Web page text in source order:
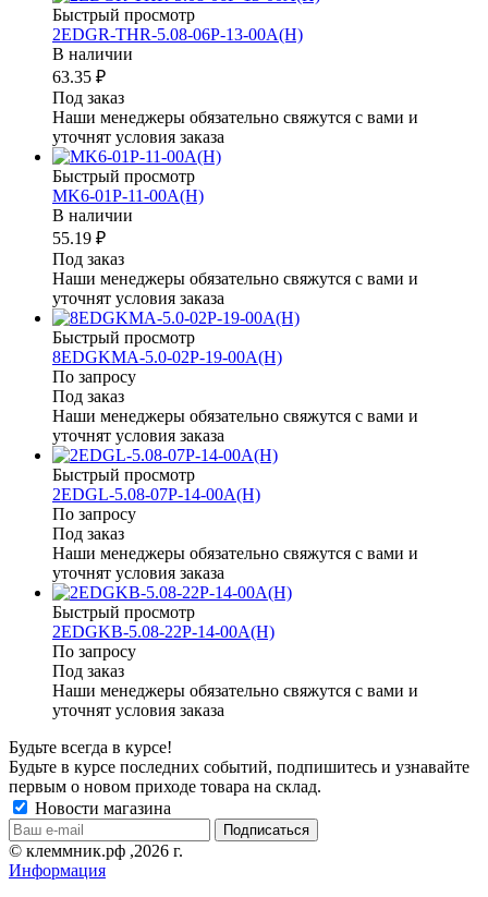
Быстрый просмотр
2EDGR-THR-5.08-06P-13-00A(H)
В наличии
63.35 ₽
Под заказ
Наши менеджеры обязательно свяжутся с вами и
уточнят условия заказа
Быстрый просмотр
MK6-01P-11-00A(H)
В наличии
55.19 ₽
Под заказ
Наши менеджеры обязательно свяжутся с вами и
уточнят условия заказа
Быстрый просмотр
8EDGKMA-5.0-02P-19-00A(H)
По запросу
Под заказ
Наши менеджеры обязательно свяжутся с вами и
уточнят условия заказа
Быстрый просмотр
2EDGL-5.08-07P-14-00A(H)
По запросу
Под заказ
Наши менеджеры обязательно свяжутся с вами и
уточнят условия заказа
Быстрый просмотр
2EDGKB-5.08-22P-14-00A(H)
По запросу
Под заказ
Наши менеджеры обязательно свяжутся с вами и
уточнят условия заказа
Будьте всегда в курсе!
Будьте в курсе последних событий, подпишитесь и узнавайте
первым о новом приходе товара на склад.
Новости магазина
© клеммник.рф ,2026 г.
Информация